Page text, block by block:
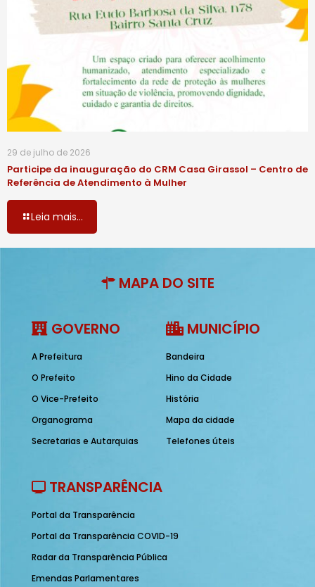
29 de julho de 2026
Participe da inauguração do CRM Casa Girassol – Centro de
Referência de Atendimento à Mulher
Leia mais...
MAPA DO SITE
GOVERNO
A Prefeitura
O Prefeito
O Vice-Prefeito
Organograma
Secretarias e Autarquias
MUNICÍPIO
Bandeira
Hino da Cidade
História
Mapa da cidade
Telefones úteis
TRANSPARÊNCIA
Portal da Transparência
Portal da Transparência COVID-19
Radar da Transparência Pública
Emendas Parlamentares